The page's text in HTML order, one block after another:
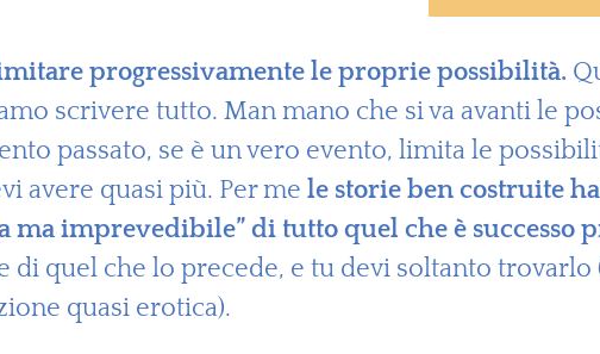
progressivamente le proprie possibilità.
scrivere tutto. Man mano che si va avanti le
passato, se è un vero evento, limita le
avere quasi più. Per me le storie ben costruite
ma imprevedibile” di tutto quel che è successo
di quel che lo precede, e tu devi soltanto trovarlo
quasi erotica).